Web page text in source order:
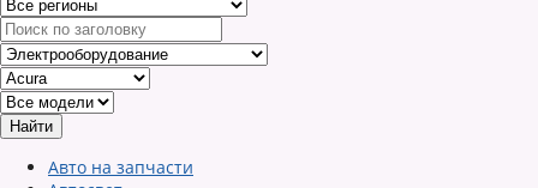
Авто на запчасти